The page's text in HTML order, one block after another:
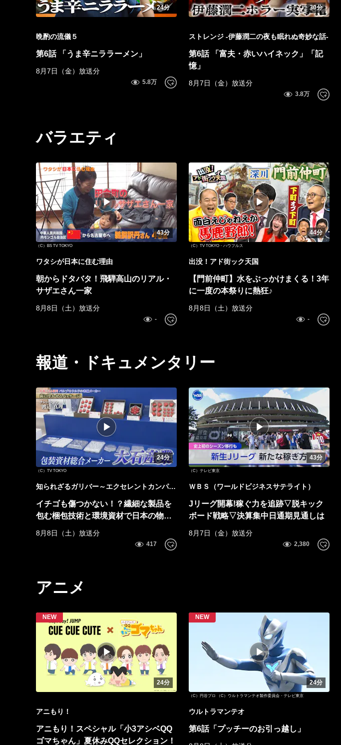
24分
晩酌の流儀５
第6話 「うま辛ニララーメン」
8月7日（金）放送分
30分
ストレンジ -伊藤潤二の夜も眠れぬ奇妙な話-
第6話 「富夫・赤いハイネック」「記
憶」
8月7日（金）放送分
バラエティ
43分
（C）BS TV TOKYO
ワタシが日本に住む理由
朝からドタバタ！飛騨高山のリアル・
サザエさん一家
8月8日（土）放送分
44分
（C）TV TOKYO・ハウフルス
出没！アド街ック天国
【門前仲町】水をぶっかけまくる！3年
に一度の本祭りに熱狂♪
8月8日（土）放送分
報道・ドキュメンタリー
24分
（C）TV TOKYO
知られざるガリバー～エクセレントカンパニ
イチゴも傷つかない！？繊細な製品を
包む梱包技術と環境資材で日本の物流
を支える 大石産業
8月8日（土）放送分
43分
（C）テレビ東京
ＷＢＳ（ワールドビジネスサテライト）
Jリーグ開幕!稼ぐ力を追跡▽脱キック
ボード戦略▽決算集中日通期見通しは
8月7日（金）放送分
アニメ
24分
アニもり！
アニもり！スペシャル「小3アシベQQ
ゴマちゃん」夏休みQQセレクション！
24分
（C）円⾕プロ （C）ウルトラマンテオ製作委員会・テレビ東京
ウルトラマンテオ
第6話「プッチーのお引っ越し」